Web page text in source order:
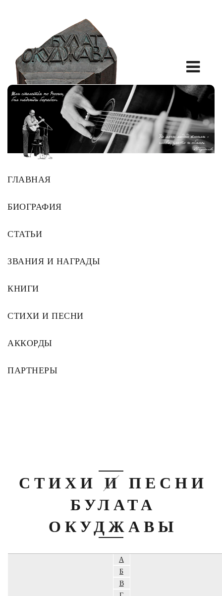
ГЛАВНАЯ
БИОГРАФИЯ
СТАТЬИ
ЗВАНИЯ И НАГРАДЫ
КНИГИ
СТИХИ И ПЕСНИ
АККОРДЫ
ПАРТНЕРЫ
СТИХИ И ПЕСНИ
БУЛАТА
ОКУДЖАВЫ
А
Б
В